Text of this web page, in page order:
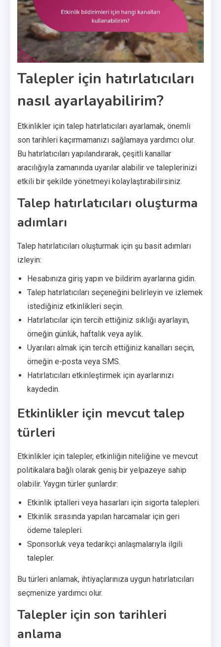
Talepler için hatırlatıcıları
nasıl ayarlayabilirim?
Etkinlikler için talep hatırlatıcıları ayarlamak, önemli
son tarihleri kaçırmamanızı sağlamaya yardımcı olur.
Bu hatırlatıcıları yapılandırarak, çeşitli kanallar
aracılığıyla zamanında uyarılar alabilir ve taleplerinizi
etkili bir şekilde yönetmeyi kolaylaştırabilirsiniz.
Talep hatırlatıcıları oluşturma
adımları
Talep hatırlatıcıları oluşturmak için şu basit adımları
izleyin:
Hesabınıza giriş yapın ve bildirim ayarlarına gidin.
Talep hatırlatıcıları seçeneğini belirleyin ve izlemek
istediğiniz etkinlikleri seçin.
Hatırlatıcılar için tercih ettiğiniz sıklığı ayarlayın,
örneğin günlük, haftalık veya aylık.
Uyarıları almak için tercih ettiğiniz kanalları seçin,
örneğin e-posta veya SMS.
Hatırlatıcıları etkinleştirmek için ayarlarınızı
kaydedin.
Etkinlikler için mevcut talep
türleri
Etkinlikler için talepler, etkinliğin niteliğine ve mevcut
politikalara bağlı olarak geniş bir yelpazeye sahip
olabilir. Yaygın türler şunlardır:
Etkinlik iptalleri veya hasarları için sigorta talepleri.
Etkinlik sırasında yapılan harcamalar için geri
ödeme talepleri.
Sponsorluk veya tedarikçi anlaşmalarıyla ilgili
talepler.
Bu türleri anlamak, ihtiyaçlarınıza uygun hatırlatıcıları
seçmenize yardımcı olur.
Talepler için son tarihleri
anlama